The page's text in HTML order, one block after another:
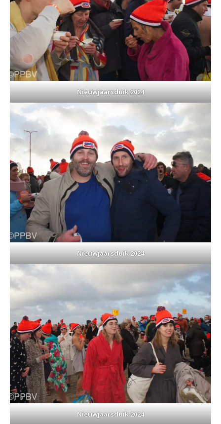
Nieuwjaarsduik 2024
Nieuwjaarsduik 2024
Nieuwjaarsduik 2024